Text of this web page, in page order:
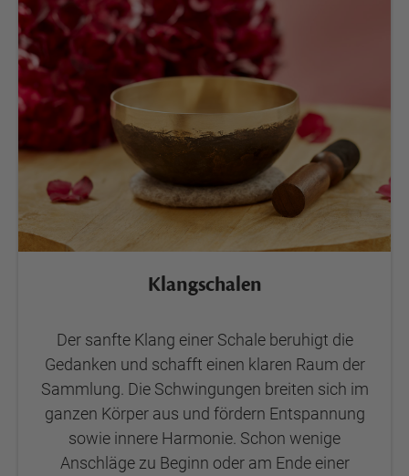
Klangschalen
Der sanfte Klang einer Schale beruhigt die
Gedanken und schafft einen klaren Raum der
Sammlung. Die Schwingungen breiten sich im
ganzen Körper aus und fördern Entspannung
sowie innere Harmonie. Schon wenige
Anschläge zu Beginn oder am Ende einer